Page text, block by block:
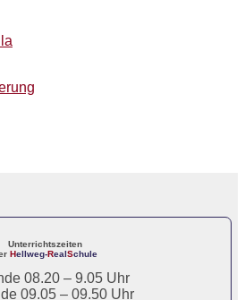
Unterrichtszeiten
Hellweg-RealSchule
08.20 – 9.05 Uhr
09.05 – 09.50 Uhr